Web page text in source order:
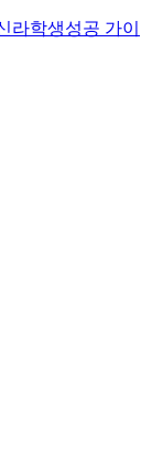
라학생성공 가이